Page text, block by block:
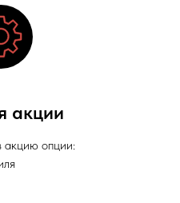
акции
акцию опции: